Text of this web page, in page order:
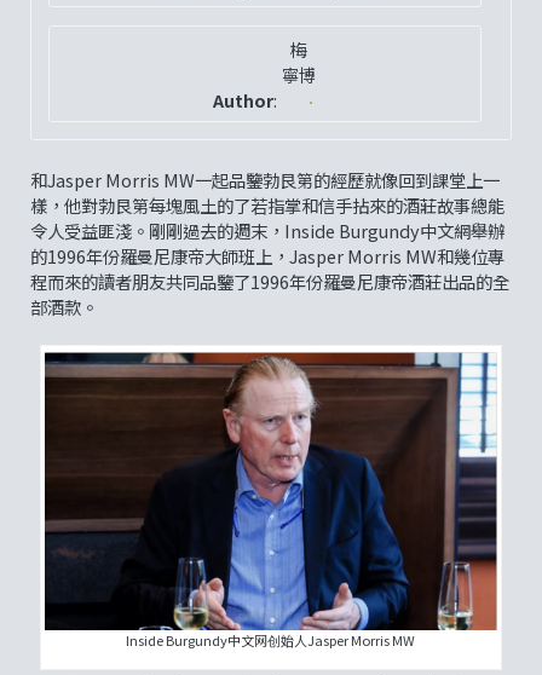
Author:
梅
寧博
和Jasper Morris MW一起品鑒勃艮第的經歷就像回到課堂上一
樣，他對勃艮第每塊風土的了若指掌和信手拈來的酒莊故事總能
令人受益匪淺。剛剛過去的週末，Inside Burgundy中文網舉辦
的1996年份羅曼尼康帝大師班上，Jasper Morris MW和幾位專
程而來的讀者朋友共同品鑒了1996年份羅曼尼康帝酒莊出品的全
部酒款。
Inside Burgundy中文网创始人Jasper Morris MW